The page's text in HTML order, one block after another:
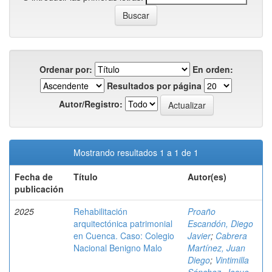
Ordenar por:
En orden:
Resultados por página
Autor/Registro:
Mostrando resultados 1 a 1 de 1
Fecha de
publicación
Título Autor(es)
2025
Rehabilitación
arquitectónica patrimonial
en Cuenca. Caso: Colegio
Nacional Benigno Malo
Proaño
Escandón, Diego
Javier; Cabrera
Martínez, Juan
Diego; Vintimilla